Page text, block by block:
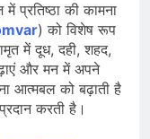
की कामना
) को विशेष रूप
में दूध, दही, शहद,
और मन में अपने
आत्मबल को बढ़ाती है
करती है।